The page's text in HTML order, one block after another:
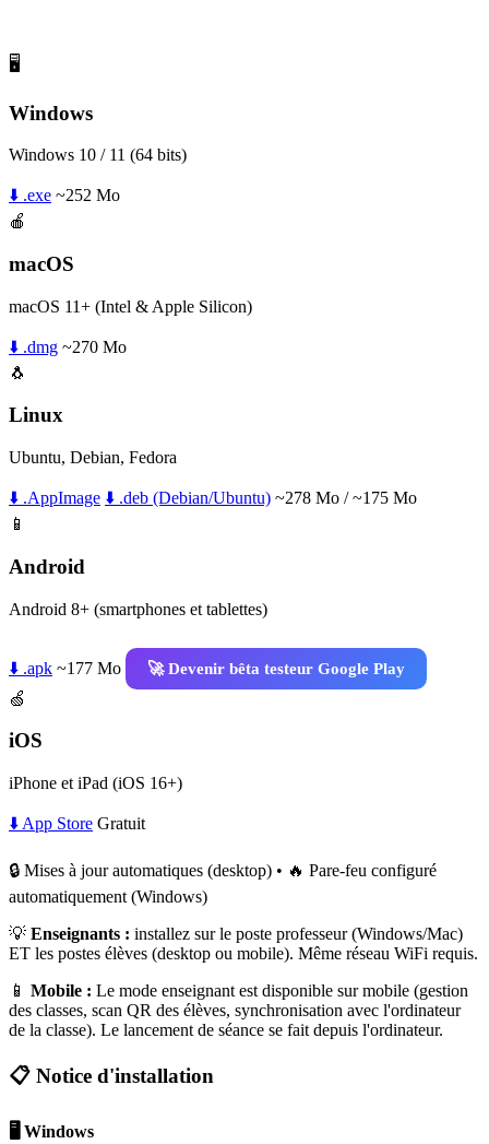
🖥️
Windows
Windows 10 / 11 (64 bits)
⬇️ .exe ~252 Mo
🍎
macOS
macOS 11+ (Intel & Apple Silicon)
⬇️ .dmg ~270 Mo
🐧
Linux
Ubuntu, Debian, Fedora
⬇️ .AppImage ⬇️ .deb (Debian/Ubuntu) ~278 Mo / ~175 Mo
📱
Android
Android 8+ (smartphones et tablettes)
⬇️ .apk ~177 Mo
🚀 Devenir bêta testeur Google Play
🍏
iOS
iPhone et iPad (iOS 16+)
⬇️ App Store Gratuit
🔒 Mises à jour automatiques (desktop) • 🔥 Pare-feu configuré
automatiquement (Windows)
💡 Enseignants : installez sur le poste professeur (Windows/Mac)
ET les postes élèves (desktop ou mobile). Même réseau WiFi requis.
📱 Mobile : Le mode enseignant est disponible sur mobile (gestion
des classes, scan QR des élèves, synchronisation avec l'ordinateur
de la classe). Le lancement de séance se fait depuis l'ordinateur.
📋 Notice d'installation
🖥️ Windows